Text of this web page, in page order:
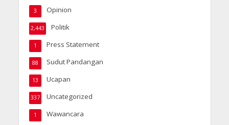
Opinion
3
Politik
2,443
Press Statement
1
Sudut Pandangan
88
Ucapan
13
Uncategorized
337
Wawancara
1